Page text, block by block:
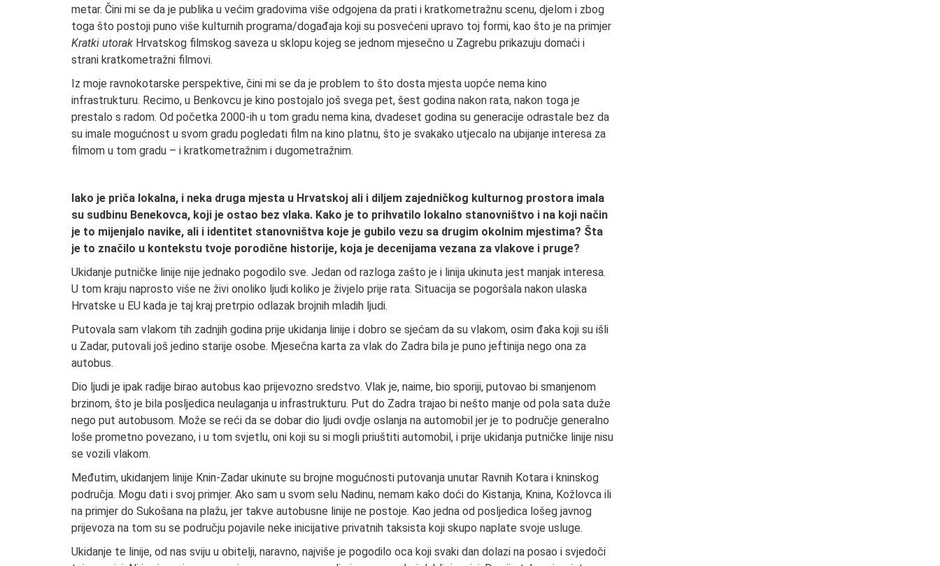
metar. Čini mi se da je publika u većim gradovima više odgojena da prati i kratkometražnu scenu, djelom i zbog
toga što postoji puno više kulturnih programa/događaja koji su posvećeni upravo toj formi, kao što je na primjer
Kratki utorak Hrvatskog filmskog saveza u sklopu kojeg se jednom mjesečno u Zagrebu prikazuju domaći i
strani kratkometražni filmovi.
Iz moje ravnokotarske perspektive, čini mi se da je problem to što dosta mjesta uopće nema kino
infrastrukturu. Recimo, u Benkovcu je kino postojalo još svega pet, šest godina nakon rata, nakon toga je
prestalo s radom. Od početka 2000-ih u tom gradu nema kina, dvadeset godina su generacije odrastale bez da
su imale mogućnost u svom gradu pogledati film na kino platnu, što je svakako utjecalo na ubijanje interesa za
filmom u tom gradu – i kratkometražnim i dugometražnim.
Iako je priča lokalna, i neka druga mjesta u Hrvatskoj ali i diljem zajedničkog kulturnog prostora imala
su sudbinu Benekovca, koji je ostao bez vlaka. Kako je to prihvatilo lokalno stanovništvo i na koji način
je to mijenjalo navike, ali i identitet stanovništva koje je gubilo vezu sa drugim okolnim mjestima? Šta
je to značilo u kontekstu tvoje porodične historije, koja je decenijama vezana za vlakove i pruge?
Ukidanje putničke linije nije jednako pogodilo sve. Jedan od razloga zašto je i linija ukinuta jest manjak interesa.
U tom kraju naprosto više ne živi onoliko ljudi koliko je živjelo prije rata. Situacija se pogoršala nakon ulaska
Hrvatske u EU kada je taj kraj pretrpio odlazak brojnih mladih ljudi.
Putovala sam vlakom tih zadnjih godina prije ukidanja linije i dobro se sjećam da su vlakom, osim đaka koji su išli
u Zadar, putovali još jedino starije osobe. Mjesečna karta za vlak do Zadra bila je puno jeftinija nego ona za
autobus.
Dio ljudi je ipak radije birao autobus kao prijevozno sredstvo. Vlak je, naime, bio sporiji, putovao bi smanjenom
brzinom, što je bila posljedica neulaganja u infrastrukturu. Put do Zadra trajao bi nešto manje od pola sata duže
nego put autobusom. Može se reći da se dobar dio ljudi ovdje oslanja na automobil jer je to područje generalno
loše prometno povezano, i u tom svjetlu, oni koji su si mogli priuštiti automobil, i prije ukidanja putničke linije nisu
se vozili vlakom.
Međutim, ukidanjem linije Knin-Zadar ukinute su brojne mogućnosti putovanja unutar Ravnih Kotara i kninskog
područja. Mogu dati i svoj primjer. Ako sam u svom selu Nadinu, nemam kako doći do Kistanja, Knina, Kožlovca ili
na primjer do Sukošana na plažu, jer takve autobusne linije ne postoje. Kao jedna od posljedica lošeg javnog
prijevoza na tom su se području pojavile neke inicijative privatnih taksista koji skupo naplate svoje usluge.
Ukidanje te linije, od nas sviju u obitelji, naravno, najviše je pogodilo oca koji svaki dan dolazi na posao i svjedoči